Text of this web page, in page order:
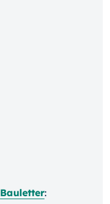
Bauletter: